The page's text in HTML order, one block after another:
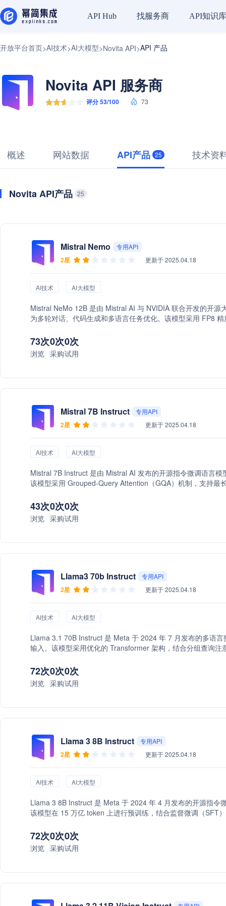
API Hub 找服务商 API知识库
开放平台首页>AI技术>AI大模型>Novita API>API 产品
Novita API 服务商
评分 53/100 73
概述 网站数据 API产品 25 技术资
Novita API产品 25
Mistral Nemo 专用API
2星 更新于 2025.04.18
AI技术 AI大模型
Mistral NeMo 12B 是由 Mistral AI 与 NVIDIA 联合开发的开
为多轮对话、代码生成和多语言任务优化。该模型采用 FP8
73次
浏览
0次
采购
0次
试用
Mistral 7B Instruct 专用API
2星 更新于 2025.04.18
AI技术 AI大模型
Mistral 7B Instruct 是由 Mistral AI 发布的开源指令微调语言
该模型采用 Grouped-Query Attention（GQA）机制，支持
43次
浏览
0次
采购
0次
试用
Llama3 70b Instruct 专用API
2星 更新于 2025.04.18
AI技术 AI大模型
Llama 3.1 70B Instruct 是 Meta 于 2024 年 7 月发布的多语
输入。该模型采用优化的 Transformer 架构，结合分组查询
72次
浏览
0次
采购
0次
试用
Llama 3 8B Instruct 专用API
2星 更新于 2025.04.18
AI技术 AI大模型
Llama 3 8B Instruct 是 Meta 于 2024 年 4 月发布的开源指令
该模型在 15 万亿 token 上进行预训练，结合监督微调（SFT
72次
浏览
0次
采购
0次
试用